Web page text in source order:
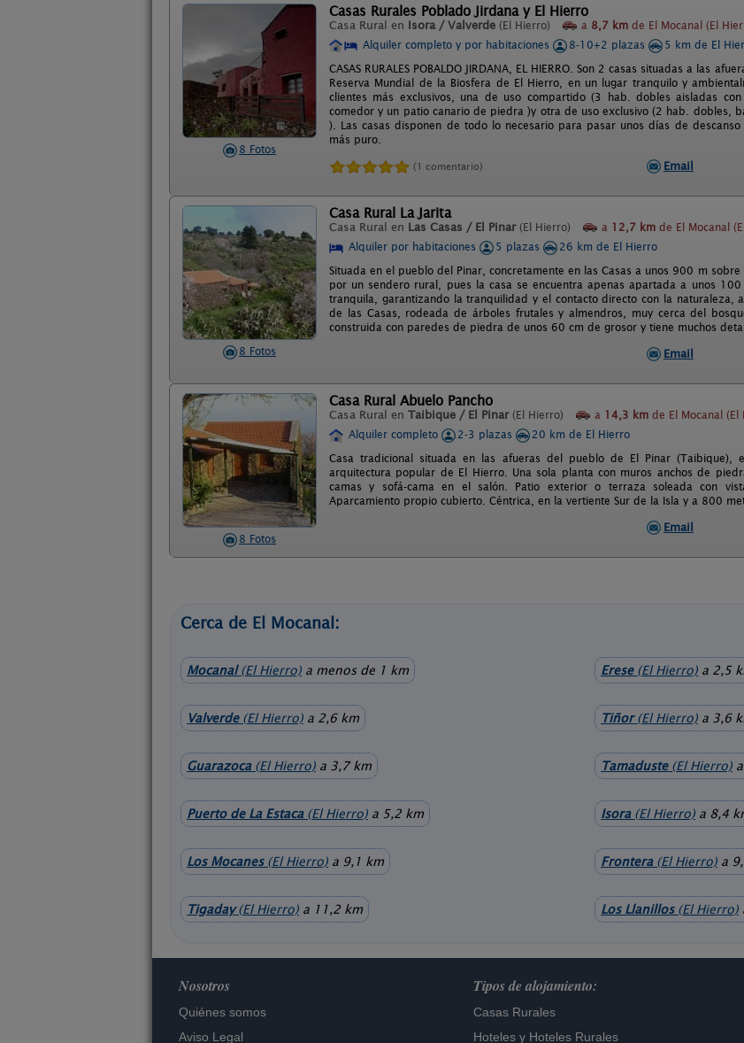
8 Fotos
Casas Rurales Poblado Jirdana y El Hierro
Casa Rural en Isora / Valverde (El Hierro) a 8,7 km de El Mocanal (El
Alquiler completo y por habitaciones
8-10+2 plazas
5 km de El
CASAS RURALES POBALDO JIRDANA, EL HIERRO. Son 2 casas situadas a las
Reserva Mundial de la Biosfera de El Hierro, en un lugar tranquilo y
clientes más exclusivos, una de uso compartido (3 hab. dobles aisladas
comedor y un patio canario de piedra )y otra de uso exclusivo (2 hab. dobles,
). Las casas disponen de todo lo necesario para pasar unos días de
más puro.
(1 comentario) Email
8 Fotos
Casa Rural La Jarita
Casa Rural en Las Casas / El Pinar (El Hierro) a 12,7 km de El Mocanal
Alquiler por habitaciones
5 plazas
26 km de El Hierro
Situada en el pueblo del Pinar, concretamente en las Casas a unos 900 m
por un sendero rural, pues la casa se encuentra apenas apartada a unos
tranquila, garantizando la tranquilidad y el contacto directo con la naturaleza,
de las Casas, rodeada de árboles frutales y almendros, muy cerca del
construida con paredes de piedra de unos 60 cm de grosor y tiene muchos
Email
8 Fotos
Casa Rural Abuelo Pancho
Casa Rural en Taibique / El Pinar (El Hierro) a 14,3 km de El Mocanal (El
Alquiler completo
2-3 plazas
20 km de El Hierro
Casa tradicional situada en las afueras del pueblo de El Pinar (Taibique),
arquitectura popular de El Hierro. Una sola planta con muros anchos de
camas y sofá-cama en el salón. Patio exterior o terraza soleada con
Aparcamiento propio cubierto. Céntrica, en la vertiente Sur de la Isla y a 800
Email
Cerca de El Mocanal:
Mocanal(El Hierro) a menos de 1 km Erese(El Hierro) a 2,5
Valverde(El Hierro) a 2,6 km Tiñor(El Hierro) a 3,6
Guarazoca(El Hierro) a 3,7 km Tamaduste(El Hierro)
Puerto de La Estaca(El Hierro) a 5,2 km Isora(El Hierro) a 8,4
Los Mocanes(El Hierro) a 9,1 km Frontera(El Hierro) a
Tigaday(El Hierro) a 11,2 km Los Llanillos(El Hierro)
Nosotros
Quiénes somos
Aviso Legal
Tipos de alojamiento:
Casas Rurales
Hoteles y Hoteles Rurales